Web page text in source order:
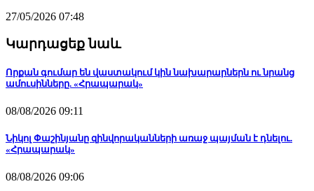
27/05/2026 07:48
Կարդացեք նաև
Որքան գումար են վաստակում կին նախարարներն ու նրանց
ամուսինները. «Հրապարակ»
08/08/2026 09:11
Նիկոլ Փաշինյանը զինվորականների առաջ պայման է դնելու.
«Հրապարակ»
08/08/2026 09:06